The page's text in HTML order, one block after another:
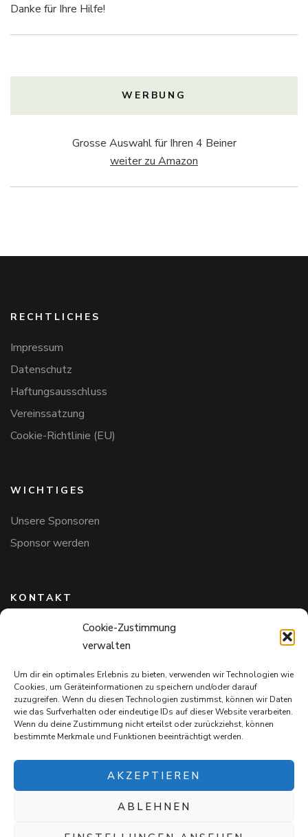
Cookie-Zustimmung
verwalten
Um dir ein optimales Erlebnis zu bieten, verwenden wir Technologien wie
Cookies, um Geräteinformationen zu speichern und/oder darauf
zuzugreifen. Wenn du diesen Technologien zustimmst, können wir Daten
wie das Surfverhalten oder eindeutige IDs auf dieser Website verarbeiten.
Wenn du deine Zustimmung nicht erteilst oder zurückziehst, können
bestimmte Merkmale und Funktionen beeinträchtigt werden.
AKZEPTIEREN
ABLEHNEN
Danke für Ihre Hilfe!
WERBUNG
Grosse Auswahl für Ihren 4 Beiner
weiter zu Amazon
RECHTLICHES
Impressum
Datenschutz
Haftungsausschluss
Vereinssatzung
Cookie-Richtlinie (EU)
WICHTIGES
Unsere Sponsoren
Sponsor werden
KONTAKT
Hundefreunde in Bayern e.V.
Markus Willi Ebert
97711 Maßbach
+49 172 85 64 937
Hundefreundeinbayern@web.de